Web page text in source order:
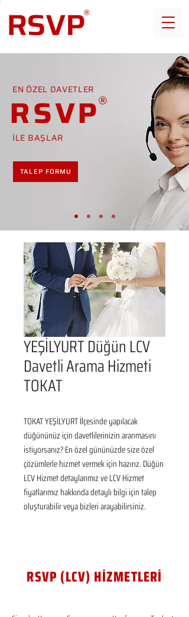
EN ÖZEL DAVETLER
RSVP
İLE BAŞLAR
TALEP FORMU
YEŞİLYURT Düğün LCV
Davetli Arama Hizmeti
TOKAT
TOKAT YEŞİLYURT İlçesinde yapılacak
düğününüz için davetlilerinizin aranmasını
istiyorsanız? En özel gününüzde size özel
çözümlerle hizmet vermek için hazırız. Düğün
LCV Hizmet detaylarımız ve LCV Hizmet
fiyatlarımız hakkında detaylı bilgi için talep
oluşturabilir veya bizleri arayabilirsiniz.
RSVP (LCV) HİZMETLERİ